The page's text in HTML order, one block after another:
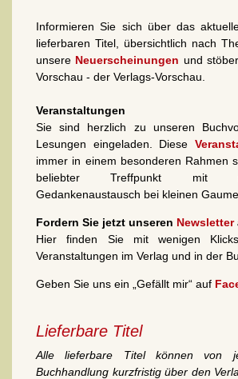
Informieren Sie sich über das
lieferbaren Titel, übersichtlich nach
unsere Neuerscheinungen und
Vorschau - der Verlags-Vorschau.
Veranstaltungen
Sie sind herzlich zu unseren
Lesungen eingeladen. Diese
immer in einem besonderen Rahmen
beliebter Treffpunkt mit
Gedankenaustausch bei kleinen
Fordern Sie jetzt unseren Newsletter
Hier finden Sie mit wenigen
Veranstaltungen im Verlag und in der
Geben Sie uns ein „Gefällt mir“ auf
Lieferbare Titel
Alle lieferbare Titel können von
Buchhandlung kurzfristig über den